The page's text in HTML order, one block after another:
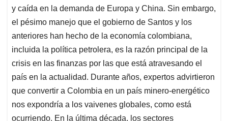
y caída en la demanda de Europa y China. Sin embargo,
el pésimo manejo que el gobierno de Santos y los
anteriores han hecho de la economía colombiana,
incluida la política petrolera, es la razón principal de la
crisis en las finanzas por las que está atravesando el
país en la actualidad. Durante años, expertos advirtieron
que convertir a Colombia en un país minero-energético
nos expondría a los vaivenes globales, como está
ocurriendo. En la última década, los sectores